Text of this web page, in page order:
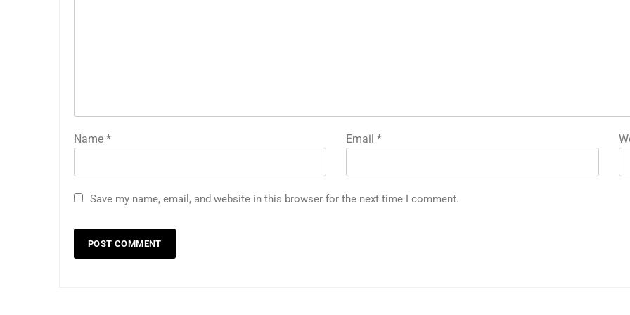
Name * Email*
Save my name, email, and website in this browser for the next time I comment.